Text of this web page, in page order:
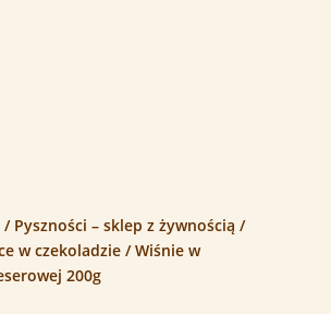
/ Pyszności – sklep z żywnością /
w czekoladzie/ Wiśnie w
200g